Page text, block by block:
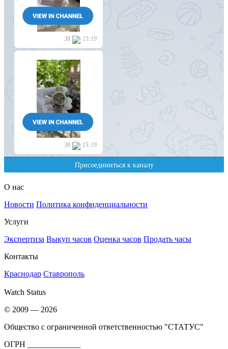
О нас
Новости Политика конфиденциальности
Услуги
Экспертиза Выкуп часов Оценка часов Продать часы
Контакты
Краснодар Ставрополь
Watch Status
© 2009 — 2026
Общество с ограниченной ответственностью "СТАТУС"
ОГРН _____________